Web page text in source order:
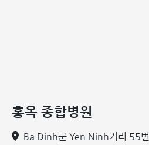
홍옥 종합병원
Ba Dinh군 Yen Ninh거리 55번